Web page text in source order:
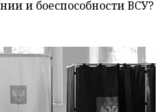
и боеспособности ВСУ?